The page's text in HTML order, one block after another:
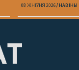
08 ЖНІЎНЯ 2026 НАВІНЫ